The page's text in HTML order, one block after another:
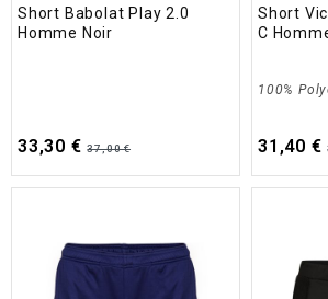
Short Babolat Play 2.0
Homme Noir
33,30 € 37,00 €
Short
C
100%
31,40 €